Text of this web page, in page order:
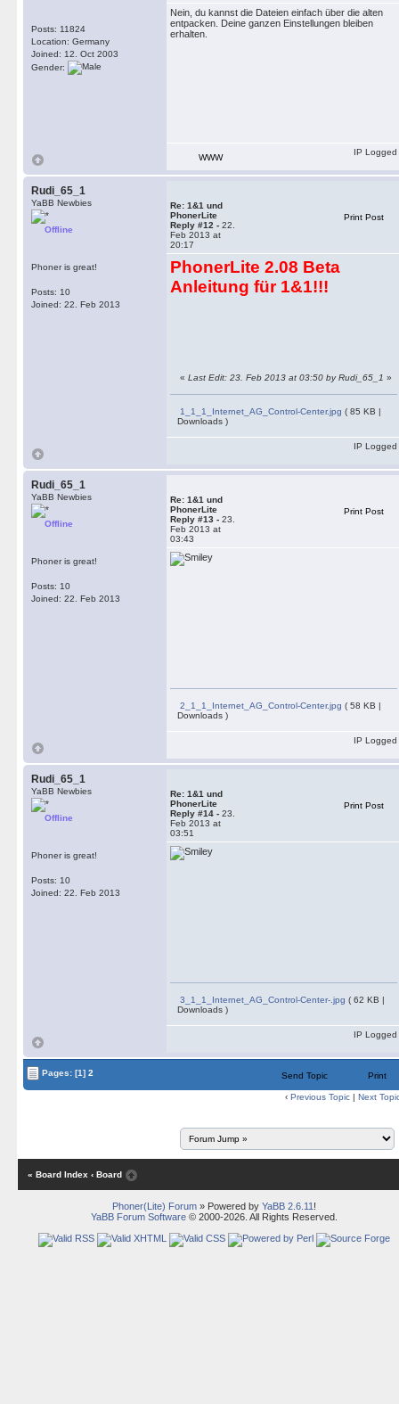
Posts: 11824
Location: Germany
Joined: 12. Oct 2003
Gender:
Nein, du kannst die Dateien einfach über die alten
entpacken. Deine ganzen Einstellungen bleiben
erhalten.
WWW
IP Logged
Rudi_65_1
YaBB Newbies
Offline
Phoner is great!
Posts: 10
Joined: 22. Feb 2013
Re: 1&1 und
PhonerLite
Reply #12 - 22.
Feb 2013 at
20:17
Print Post
PhonerLite 2.08 Beta
Anleitung für 1&1!!!
«Last Edit: 23. Feb 2013 at 03:50 by Rudi_65_1 »
1_1_1_Internet_AG_Control-Center.jpg ( 85 KB |
Downloads )
IP Logged
Rudi_65_1
YaBB Newbies
Offline
Phoner is great!
Posts: 10
Joined: 22. Feb 2013
Re: 1&1 und
PhonerLite
Reply #13 - 23.
Feb 2013 at
03:43
Print Post
2_1_1_Internet_AG_Control-Center.jpg ( 58 KB |
Downloads )
IP Logged
Rudi_65_1
YaBB Newbies
Offline
Phoner is great!
Posts: 10
Joined: 22. Feb 2013
Re: 1&1 und
PhonerLite
Reply #14 - 23.
Feb 2013 at
03:51
Print Post
3_1_1_Internet_AG_Control-Center-.jpg ( 62 KB |
Downloads )
IP Logged
Pages: [1] 2 Send Topic Print
‹ Previous Topic | Next
« Board Index ‹ Board
Phoner(Lite) Forum» Powered by YaBB 2.6.11 !
YaBB Forum Software© 2000-2026. All Rights Reserved.